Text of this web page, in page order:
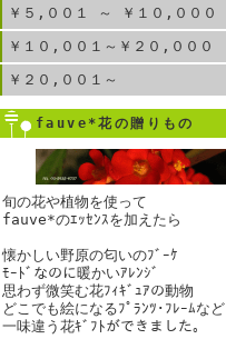
￥５,００１ ～ ￥１０,０００
￥１０,００１～￥２０,０００
￥２０,００１～
fauve*花の贈りもの
旬の花や植物を使って
fauve*のｴｯｾﾝｽを加えたら
懐かしい野原の匂いのﾌﾞｰｹ
ﾓｰﾄﾞなのに暖かいｱﾚﾝｼﾞ
思わず微笑む花ﾌｨｷﾞｭｱの動物
どこでも絵になるﾌﾟﾗﾝﾂ･ﾌﾚｰﾑなど
一味違う花ｷﾞﾌﾄができました。